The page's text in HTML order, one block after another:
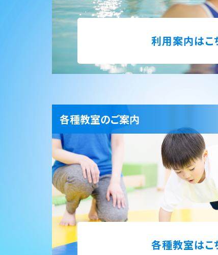
利用案内はこ
各種教室のご案内
各種教室はこ